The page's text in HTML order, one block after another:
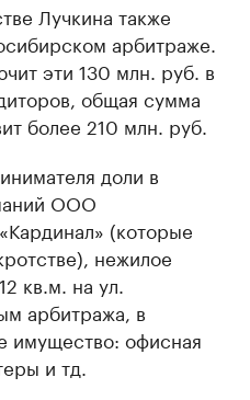
Лучкина также
арбитраже.
эти 130 млн. руб. в
общая сумма
более 210 млн. руб.
доли в
ООО
(которые
нежилое
кв.м. на ул.
арбитража, в
имущество: офисная
и тд.